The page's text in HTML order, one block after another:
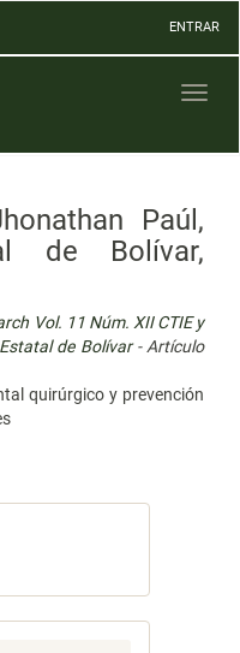
ENTRAR
Paúl,
de Bolívar,
Vol. 11 Núm. XII CTIE y
de Bolívar- Artículo
quirúrgico y prevención